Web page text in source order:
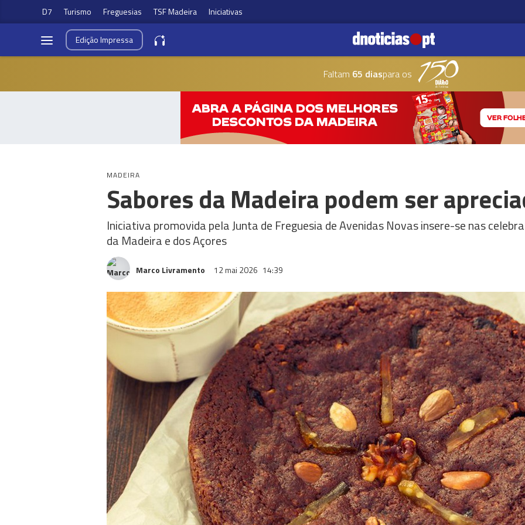
D7 Turismo Freguesias TSF Madeira Iniciativas
EdiçãoImpressa
Faltam 65 diaspara os
MADEIRA
Sabores da Madeira podem ser
Iniciativa promovida pela Junta de Freguesia de Avenidas Novas insere-se nas
da Madeira e dos Açores
Marco Livramento 12 mai 2026 14:39